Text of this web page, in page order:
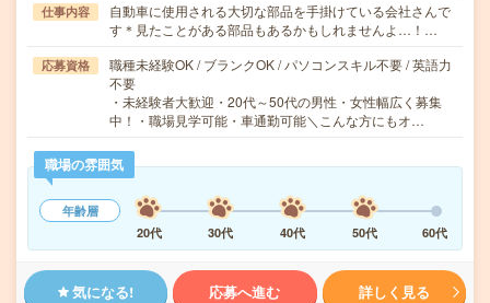
仕事内容
自動車に使用される大切な部品を手掛けている会社さんで
す＊見たことがある部品もあるかもしれませんよ…！…
応募資格
職種未経験OK / ブランクOK / パソコンスキル不要 / 英語力
不要
・未経験者大歓迎・20代～50代の男性・女性幅広く募集
中！・職場見学可能・車通勤可能＼こんな方にもオ…
職場の雰囲気
年齢層
20代
30代 40代 50代 60代
気になる! 応募へ進む 詳しく見る